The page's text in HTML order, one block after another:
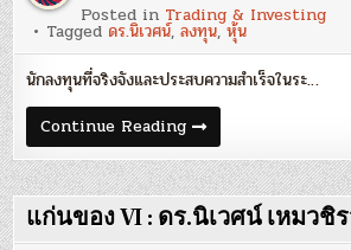
:
ดร.นิเวศน์
เหม
วชิร
ว
รากร
Posted in Trading & Investing
Tagged ดร.นิเวศน์,ลงทุน,หุ้น
นักลงทุนที่จริงจังและประสบความสำเร็จในระ…
Continue Readingวิวัฒนาการ
:
ดร.นิเวศน์
เหม
วชิร
ว
รากร
แก่นของ VI : ดร.นิเวศน์ เหมวชิ